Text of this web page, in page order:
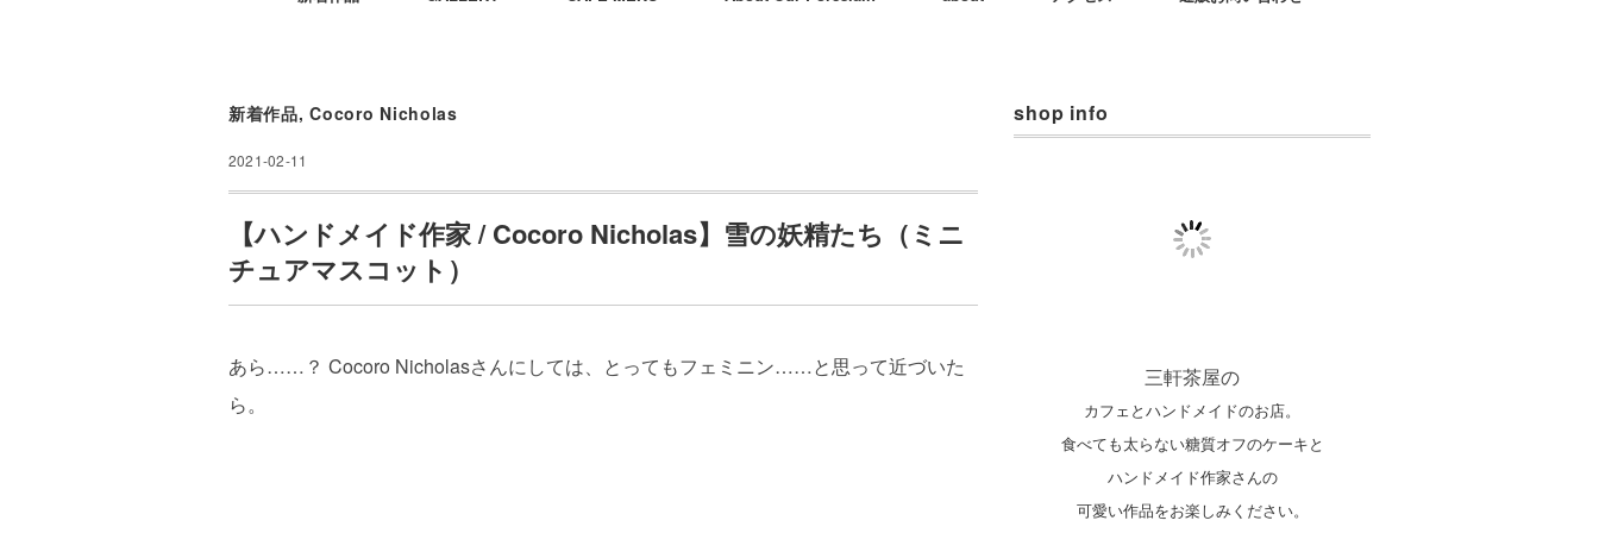
新着作品,Cocoro Nicholas
2021-02-11
【ハンドメイド作家 / Cocoro Nicholas】雪の妖精たち（ミニ
チュアマスコット）
あら……？ Cocoro Nicholasさんにしては、とってもフェミニン……と思って近づいた
ら。
shop info
三軒茶屋の
カフェとハンドメイドのお店。
食べても太らない糖質オフのケーキと
ハンドメイド作家さんの
可愛い作品をお楽しみください。